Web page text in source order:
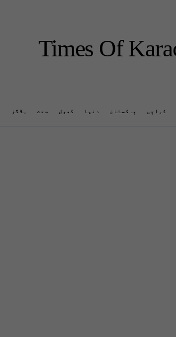
کراچی پاکستان دنیا کھیل صحت بلاگز